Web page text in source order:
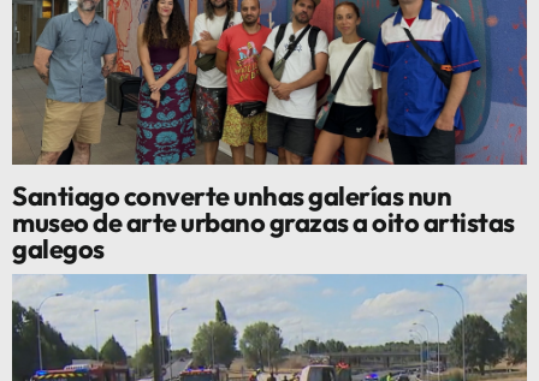
Santiago converte unhas galerías nun
museo de arte urbano grazas a oito artistas
galegos